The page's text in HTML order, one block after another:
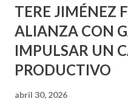
TERE JIMÉNEZ
ALIANZA CON
IMPULSAR UN
PRODUCTIVO
abril 30, 2026